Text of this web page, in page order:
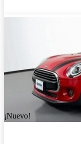
¡Nuevo!